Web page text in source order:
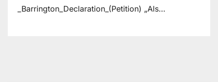
_Barrington_Declaration_(Petition) „Als…